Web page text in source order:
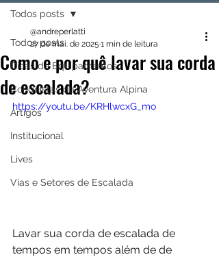
Todos posts
Dicas de Equipamentos
Conquistas da Aventura Alpina
Artigos
Institucional
Lives
Vias e Setores de Escalada
Todos posts
Como e por quê lavar sua corda
de escalada?
@andreperlatti
27 de mai. de 2025 1 min de leitura
https://youtu.be/KRHlwcxG_mo
Lavar sua corda de escalada de
tempos em tempos além de de